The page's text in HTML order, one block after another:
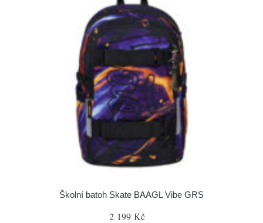
Školní batoh Skate BAAGL Vibe GRS
2 199 Kč